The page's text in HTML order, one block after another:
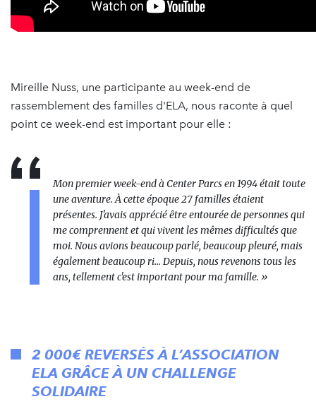
Mireille Nuss, une participante au week-end de
rassemblement des familles d'ELA, nous raconte à quel
point ce week-end est important pour elle :
Mon premier week-end à Center Parcs en 1994 était toute
une aventure. À cette époque 27 familles étaient
présentes. J'avais apprécié être entourée de personnes qui
me comprennent et qui vivent les mêmes difficultés que
moi. Nous avions beaucoup parlé, beaucoup pleuré, mais
également beaucoup ri... Depuis, nous revenons tous les
ans, tellement c'est important pour ma famille. »
2 000€ REVERSÉS À L’ASSOCIATION
ELA GRÂCE À UN CHALLENGE
SOLIDAIRE